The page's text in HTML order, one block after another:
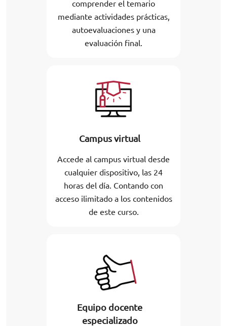
comprender el temario
mediante actividades prácticas,
autoevaluaciones y una
evaluación final.
Campus virtual
Accede al campus virtual desde
cualquier dispositivo, las 24
horas del día. Contando con
acceso ilimitado a los contenidos
de este curso.
Equipo docente
especializado